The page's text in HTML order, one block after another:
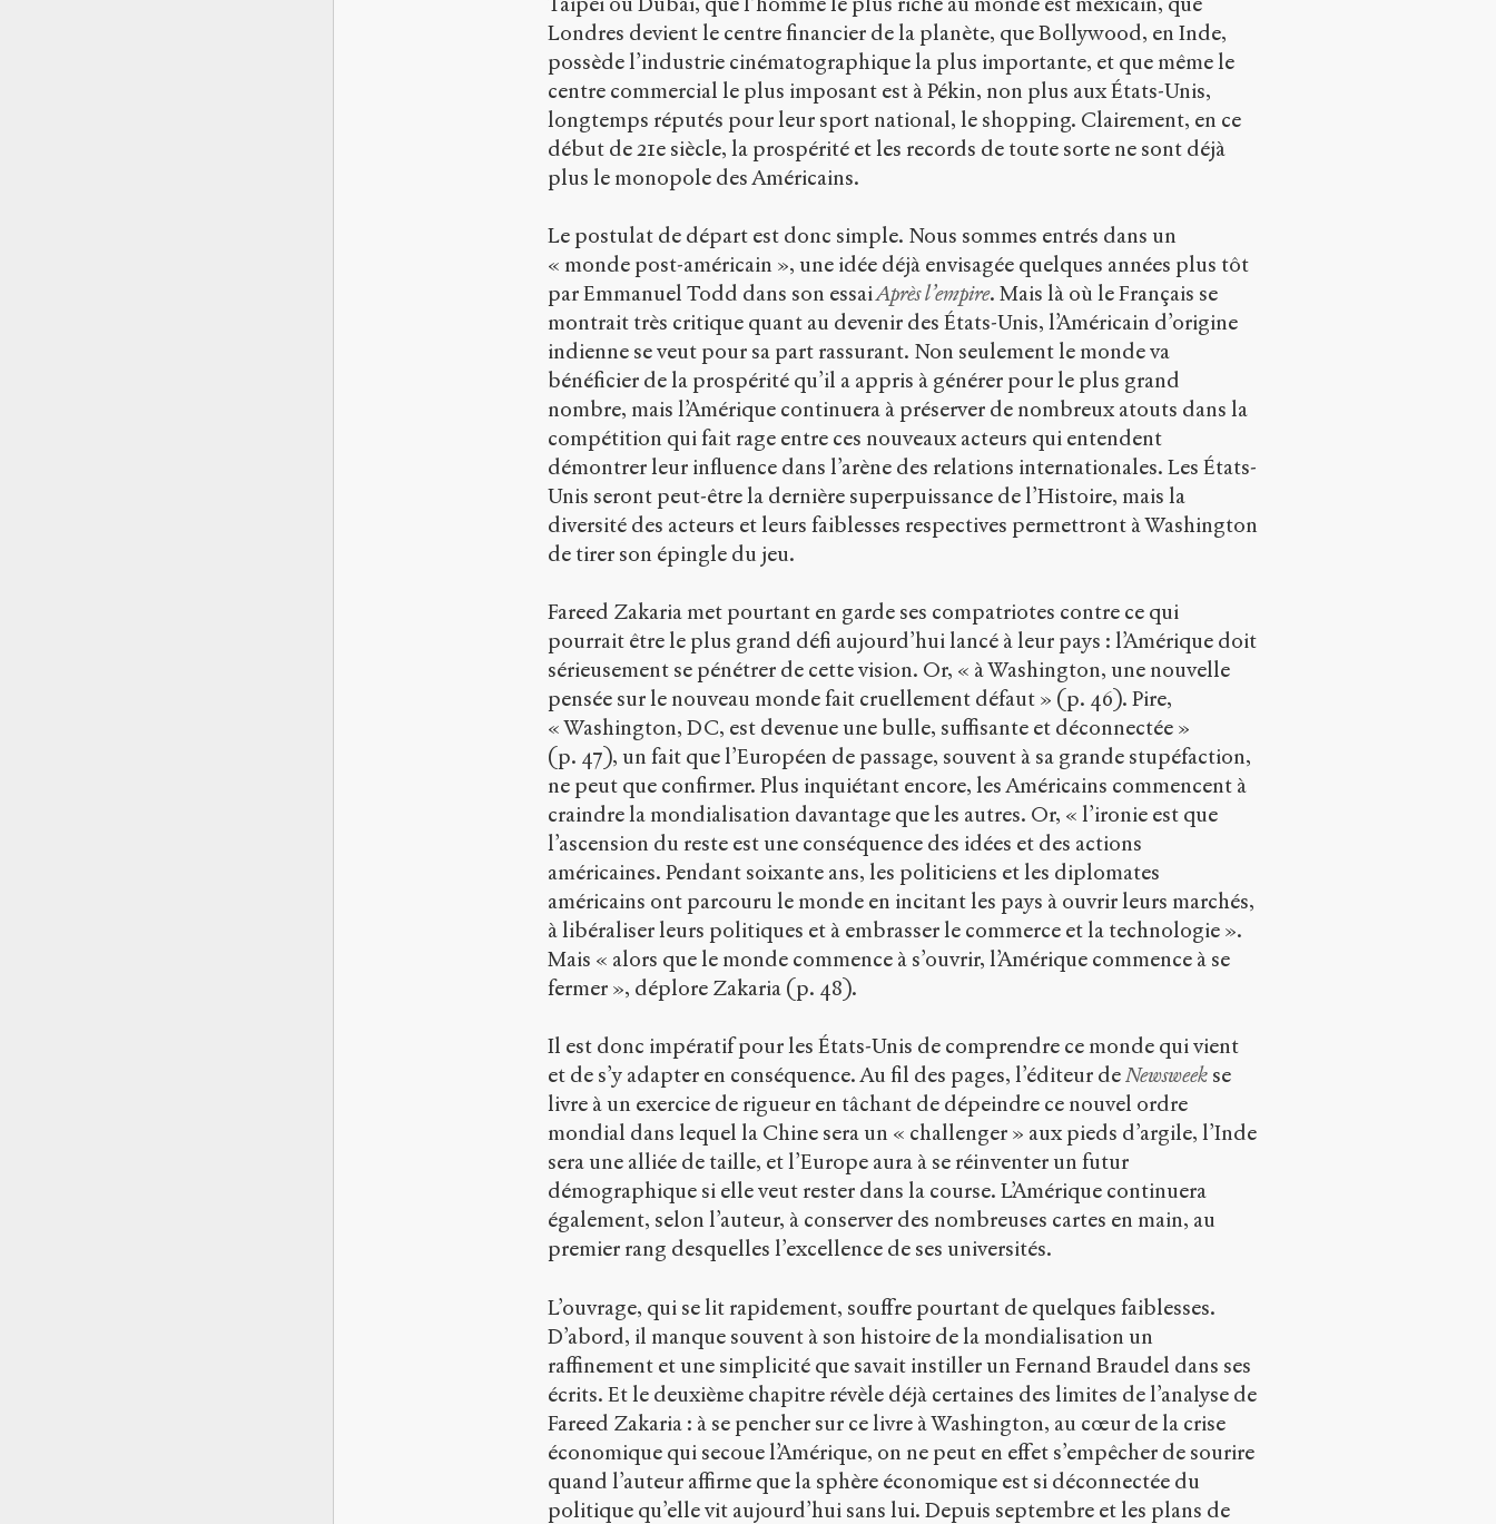
Londres devient le centre financier de la planète, que Bollywood, en Inde,
possède l’industrie cinématographique la plus importante, et que même le
centre commercial le plus imposant est à Pékin, non plus aux États-Unis,
longtemps réputés pour leur sport national, le shopping. Clairement, en ce
début de 21e siècle, la prospérité et les records de toute sorte ne sont déjà
plus le monopole des Américains.
Le postulat de départ est donc simple. Nous sommes entrés dans un
« monde post-américain », une idée déjà envisagée quelques années plus tôt
par Emmanuel Todd dans son essaiAprès l’empire. Mais là où le Français se
montrait très critique quant au devenir des États-Unis, l’Américain d’origine
indienne se veut pour sa part rassurant. Non seulement le monde va
bénéficier de la prospérité qu’il a appris à générer pour le plus grand
nombre, mais l’Amérique continuera à préserver de nombreux atouts dans la
compétition qui fait rage entre ces nouveaux acteurs qui entendent
démontrer leur influence dans l’arène des relations internationales. Les États-
Unis seront peut-être la dernière superpuissance de l’Histoire, mais la
diversité des acteurs et leurs faiblesses respectives permettront à Washington
de tirer son épingle du jeu.
Fareed Zakaria met pourtant en garde ses compatriotes contre ce qui
pourrait être le plus grand défi aujourd’hui lancé à leur pays : l’Amérique doit
sérieusement se pénétrer de cette vision. Or, « à Washington, une nouvelle
pensée sur le nouveau monde fait cruellement défaut » (p. 46). Pire,
« Washington, DC, est devenue une bulle, suffisante et déconnectée »
(p. 47), un fait que l’Européen de passage, souvent à sa grande stupéfaction,
ne peut que confirmer. Plus inquiétant encore, les Américains commencent à
craindre la mondialisation davantage que les autres. Or, « l’ironie est que
l’ascension du reste est une conséquence des idées et des actions
américaines. Pendant soixante ans, les politiciens et les diplomates
américains ont parcouru le monde en incitant les pays à ouvrir leurs marchés,
à libéraliser leurs politiques et à embrasser le commerce et la technologie ».
Mais « alors que le monde commence à s’ouvrir, l’Amérique commence à se
fermer », déplore Zakaria (p. 48).
Il est donc impératif pour les États-Unis de comprendre ce monde qui vient
et de s’y adapter en conséquence. Au fil des pages, l’éditeur deNewsweek se
livre à un exercice de rigueur en tâchant de dépeindre ce nouvel ordre
mondial dans lequel la Chine sera un « challenger » aux pieds d’argile, l’Inde
sera une alliée de taille, et l’Europe aura à se réinventer un futur
démographique si elle veut rester dans la course. L’Amérique continuera
également, selon l’auteur, à conserver des nombreuses cartes en main, au
premier rang desquelles l’excellence de ses universités.
L’ouvrage, qui se lit rapidement, souffre pourtant de quelques faiblesses.
D’abord, il manque souvent à son histoire de la mondialisation un
raffinement et une simplicité que savait instiller un Fernand Braudel dans ses
écrits. Et le deuxième chapitre révèle déjà certaines des limites de l’analyse de
Fareed Zakaria : à se pencher sur ce livre à Washington, au cœur de la crise
économique qui secoue l’Amérique, on ne peut en effet s’empêcher de sourire
quand l’auteur affirme que la sphère économique est si déconnectée du
politique qu’elle vit aujourd’hui sans lui. Depuis septembre et les plans de